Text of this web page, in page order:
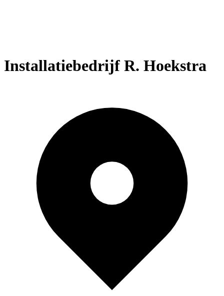
Installatiebedrijf R. Hoekstra